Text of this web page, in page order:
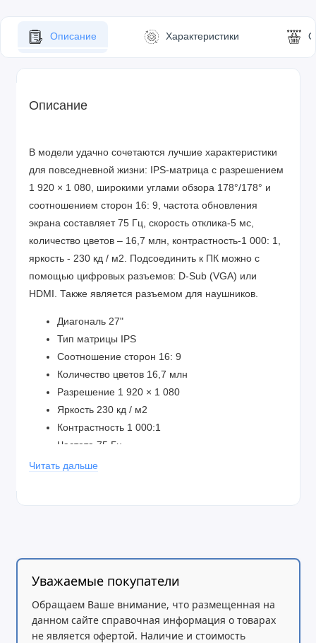
Описание Характеристики
Описание
В модели удачно сочетаются лучшие характеристики
для повседневной жизни: IPS-матрица с разрешением
1 920 × 1 080, широкими углами обзора 178°/178° и
соотношением сторон 16: 9, частота обновления
экрана составляет 75 Гц, скорость отклика-5 мс,
количество цветов – 16,7 млн, контрастность-1 000: 1,
яркость - 230 кд / м2. Подсоединить к ПК можно с
помощью цифровых разъемов: D-Sub (VGA) или
HDMI. Также является разъемом для наушников.
Диагональ 27"
Тип матрицы IPS
Соотношение сторон 16: 9
Количество цветов 16,7 млн
Разрешение 1 920 × 1 080
Яркость 230 кд / м2
Контрастность 1 000:1
Частота 75 Гц
Скорость отклика 5 мс
Читать дальше
Уважаемые покупатели
Обращаем Ваше внимание, что размещенная на
данном сайте справочная информация о товарах
не является офертой. Наличие и стоимость